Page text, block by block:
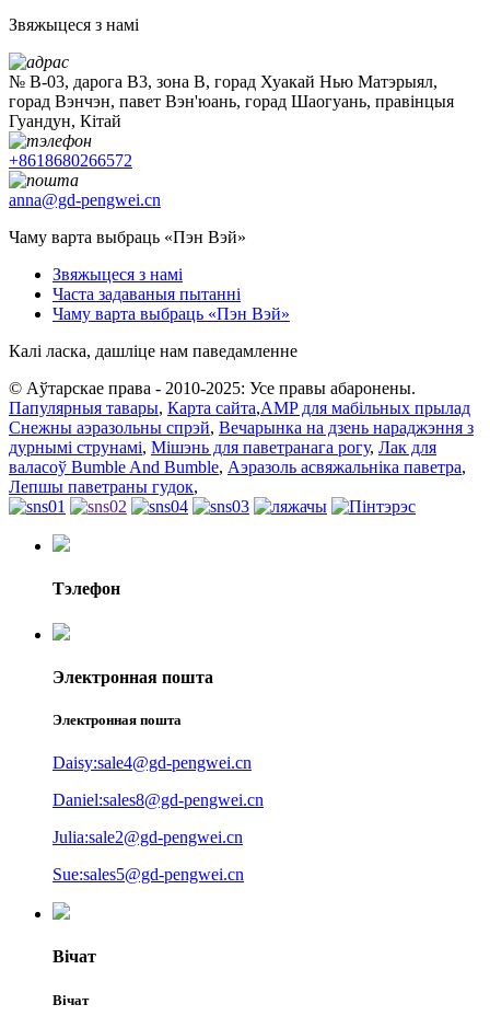
Звяжыцеся з намі
№ B-03, дарога B3, зона B, горад Хуакай Нью Матэрыял,
горад Вэнчэн, павет Вэн'юань, горад Шаогуань, правінцыя
Гуандун, Кітай
+8618680266572
anna@gd-pengwei.cn
Чаму варта выбраць «Пэн Вэй»
Звяжыцеся з намі
Часта задаваныя пытанні
Чаму варта выбраць «Пэн Вэй»
Калі ласка, дашліце нам паведамленне
© Аўтарскае права - 2010-2025: Усе правы абаронены.
Папулярныя тавары, Карта сайта,AMP для мабільных прылад
Снежны аэразольны спрэй, Вечарынка на дзень нараджэння з
дурнымі струнамі, Мішэнь для паветранага рогу, Лак для
валасоў Bumble And Bumble, Аэразоль асвяжальніка паветра,
Лепшы паветраны гудок,
Тэлефон
Электронная пошта
Электронная пошта
Daisy:sale4@gd-pengwei.cn
Daniel:sales8@gd-pengwei.cn
Julia:sale2@gd-pengwei.cn
Sue:sales5@gd-pengwei.cn
Вічат
Вічат